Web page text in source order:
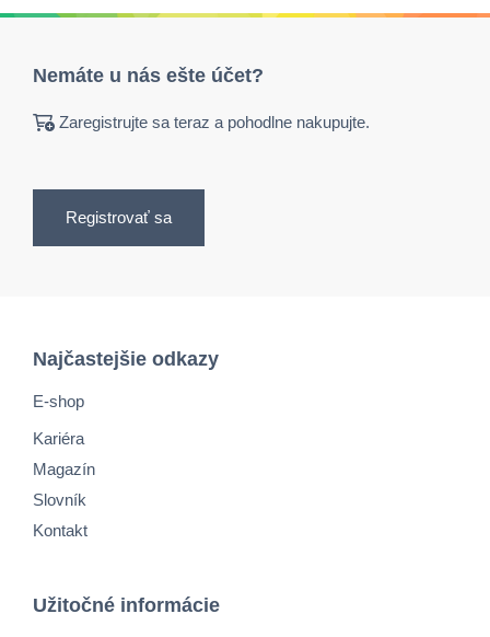
Nemáte u nás ešte účet?
Zaregistrujte sa teraz a pohodlne nakupujte.
Registrovať sa
Najčastejšie odkazy
E-shop
Kariéra
Magazín
Slovník
Kontakt
Užitočné informácie